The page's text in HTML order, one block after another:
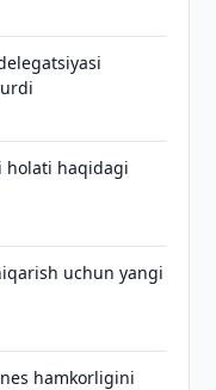
holati haqidagi
uchun yangi
hamkorligini